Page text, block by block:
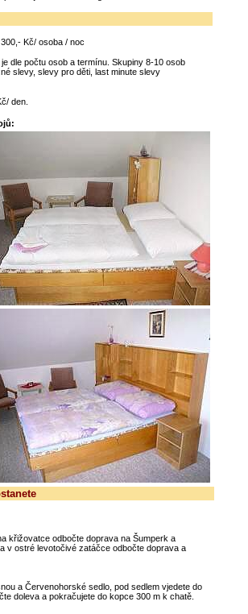
Kč/ osoba / noc
je dle počtu osob a termínu. Skupiny 8-10 osob
slevy, slevy pro děti, last minute slevy
den.
křižovatce odbočte doprava na Šumperk a
v ostré levotočivé zatáčce odbočte doprava a
a Červenohorské sedlo, pod sedlem vjedete do
doleva a pokračujete do kopce 300 m k chatě.